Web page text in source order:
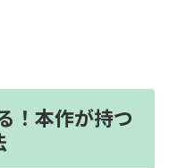
！本作が持つ